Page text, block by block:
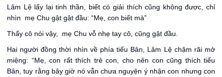
Lâm Lệ lấy lại tinh thần, biết có giải thích cũng không được, chỉ
nhìn mẹ Chu gật gật đầu: “Mẹ, con biết mà”
Thấy cô nói vậy, mẹ Chu vỗ nhẹ tay cô, cũng gật đầu.
Hai người đồng thời nhìn về phía tiểu Bân, Lâm Lệ chậm rãi mở
miệng: “Mẹ, con rất thích trẻ con, cho nên con cũng thích tiểu
Bân, tuy rằng bây giờ nó vẫn chưa nguyện ý nhận con nhưng con